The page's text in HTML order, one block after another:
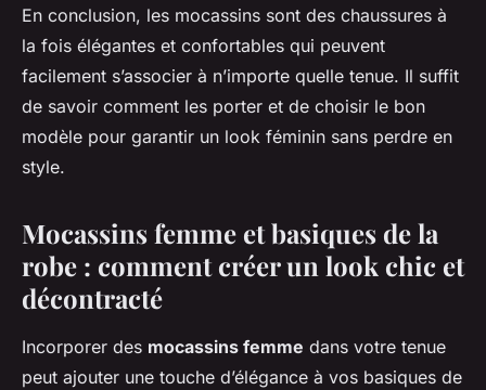
En conclusion, les mocassins sont des chaussures à
la fois élégantes et confortables qui peuvent
facilement s’associer à n’importe quelle tenue. Il suffit
de savoir comment les porter et de choisir le bon
modèle pour garantir un look féminin sans perdre en
style.
Mocassins femme et basiques de la
robe : comment créer un look chic et
décontracté
Incorporer des mocassins femme dans votre tenue
peut ajouter une touche d’élégance à vos basiques de